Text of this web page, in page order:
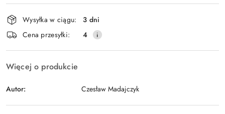
Wyślij
Dostępność
i
dostawa
Wysyłka w ciągu:
3 dni
Cena przesyłki:
4
Więcej o produkcie
Autor: Czesław Madajczyk